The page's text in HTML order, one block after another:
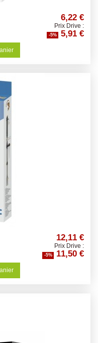
6,22 €
Prix Drive :
-5% 5,91 €
12,11 €
Prix Drive :
-5% 11,50 €